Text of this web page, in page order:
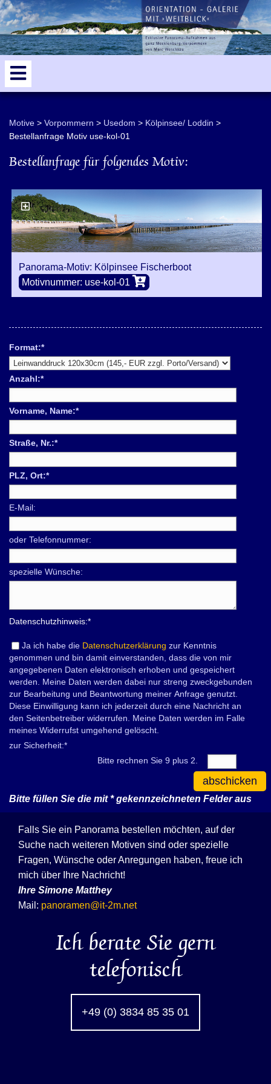
Motive Vorpommern Usedom
Kölpinsee/ Loddin
Bestellanfrage Motiv use-kol-01
Bestellanfrage für folgendes Motiv:
Panorama-Motiv: Kölpinsee Fischerboot
Motivnummer: use-kol-01
Format:*
Anzahl:*
Vorname, Name:*
Straße, Nr.:*
PLZ, Ort:*
E-Mail:
oder Telefonnummer:
spezielle Wünsche:
Datenschutzhinweis:*
Ja ich habe die Datenschutzerklärung zur Kenntnis
genommen und bin damit einverstanden, dass die von mir
angegebenen Daten elektronisch erhoben und gespeichert
werden. Meine Daten werden dabei nur streng zweckgebunden
zur Bearbeitung und Beantwortung meiner Anfrage genutzt.
Diese Einwilligung kann ich jederzeit durch eine Nachricht an
den Seitenbetreiber widerrufen. Meine Daten werden im Falle
meines Widerrufst umgehend gelöscht.
zur Sicherheit:*
Bitte rechnen Sie 9 plus 2.
abschicken
Bitte füllen Sie die mit*gekennzeichneten Felder aus
Falls Sie ein Panorama bestellen möchten, auf der
Suche nach weiteren Motiven sind oder spezielle
Fragen, Wünsche oder Anregungen haben, freue ich
mich über Ihre Nachricht!
Ihre Simone Matthey
Mail: panoramen@it-2m.net
Ich berate Sie gern
telefonisch
+49 (0) 3834 85 35 01
5
Zempin
Zinnowitz
Trassenheide
Achterland
Luftbilder